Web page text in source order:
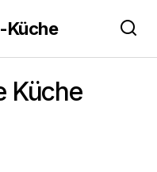
Küche